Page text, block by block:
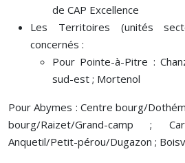
de CAP Excellence
Les Territoires (unités
concernés :
Pour Pointe-à-Pitre :
sud-est ; Mortenol
Pour Abymes : Centre bourg/
bourg/Raizet/Grand-camp ;
Anquetil/Petit-pérou/Dugazon ;